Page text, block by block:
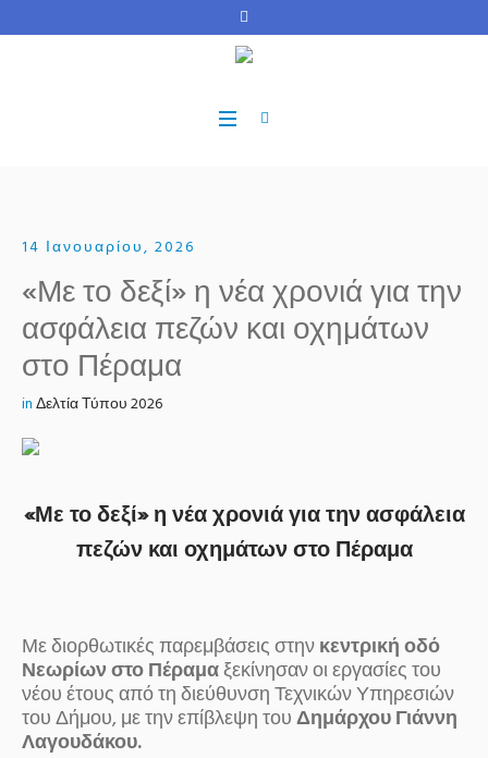
14 Ιανουαρίου, 2026
«Με το δεξί» η νέα χρονιά για την
ασφάλεια πεζών και οχημάτων
στο Πέραμα
inΔελτία Τύπου 2026
«Με το δεξί» η νέα χρονιά για την ασφάλεια
πεζών και οχημάτων στο Πέραμα
Με διορθωτικές παρεμβάσεις στηνκεντρική οδό
Νεωρίων στο Πέραμαξεκίνησαν οι εργασίες του
νέου έτους από τη διεύθυνση Τεχνικών Υπηρεσιών
του Δήμου, με την επίβλεψη τουΔημάρχου Γιάννη
Λαγουδάκου.